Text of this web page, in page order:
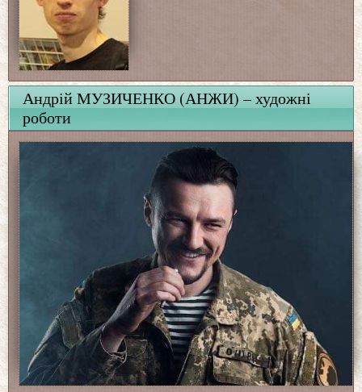
Андрій МУЗИЧЕНКО (АНЖИ) – художні
роботи